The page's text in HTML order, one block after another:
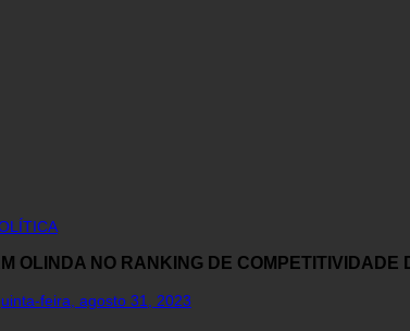
NO RANKING DE COMPETITIVIDADE
feira, agosto 31, 2023